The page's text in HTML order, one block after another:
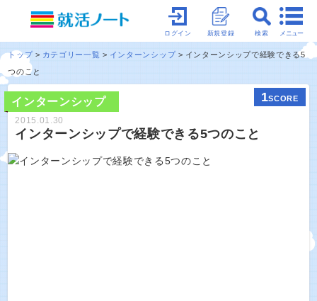
メニュー
検索
新規登録
ログイン
トップ カテゴリー一覧 インターンシップ
インターンシップで経験できる5
つのこと
インターンシップ 1SCORE
2015.01.30
インターンシップで経験できる5つのこと